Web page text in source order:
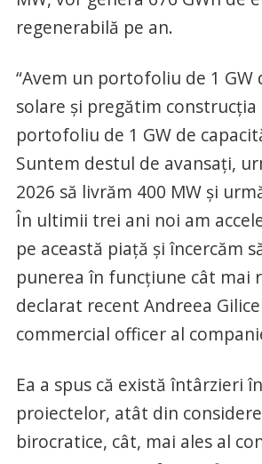
regenerabilă pe an.
“Avem un portofoliu de 1 GW
solare şi pregătim construcţia
portofoliu de 1 GW de
Suntem destul de avansaţi,
2026 să livrăm 400 MW şi
În ultimii trei ani noi am
pe această piaţă şi încercăm
punerea în funcţiune cât mai
declarat recent Andreea
commercial officer al
Ea a spus că există întârzieri
proiectelor, atât din
birocratice, cât, mai ales al